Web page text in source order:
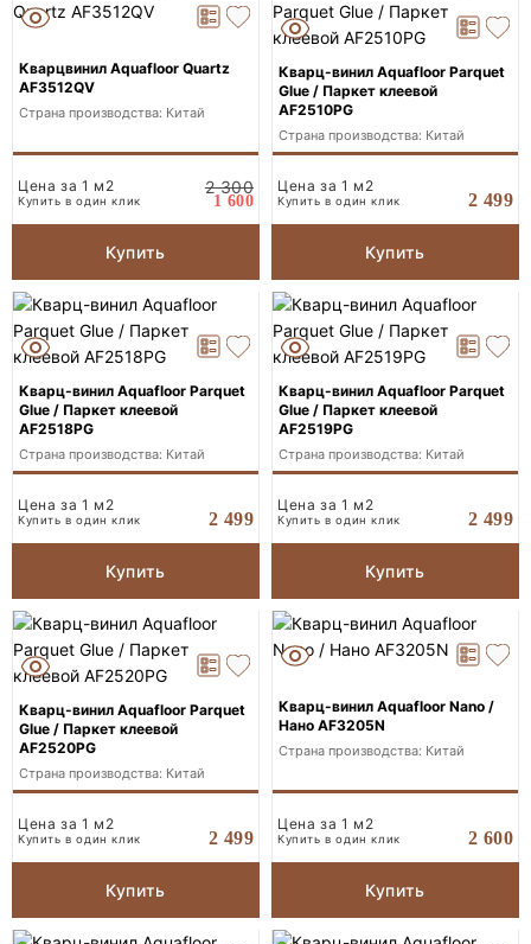
Кварцвинил Aquafloor Quartz
AF3512QV
Страна производства: Китай
Цена за 1 м2
Купить в один клик
2 300
1 600
Купить
Кварц-винил Aquafloor Parquet
Glue / Паркет клеевой
AF2510PG
Страна производства: Китай
Цена за 1 м2
Купить в один клик 2 499
Купить
Кварц-винил Aquafloor Parquet
Glue / Паркет клеевой
AF2518PG
Страна производства: Китай
Цена за 1 м2
Купить в один клик 2 499
Купить
Кварц-винил Aquafloor Parquet
Glue / Паркет клеевой
AF2519PG
Страна производства: Китай
Цена за 1 м2
Купить в один клик 2 499
Купить
Кварц-винил Aquafloor Parquet
Glue / Паркет клеевой
AF2520PG
Страна производства: Китай
Цена за 1 м2
Купить в один клик 2 499
Купить
Кварц-винил Aquafloor Nano /
Нано AF3205N
Страна производства: Китай
Цена за 1 м2
Купить в один клик 2 600
Купить